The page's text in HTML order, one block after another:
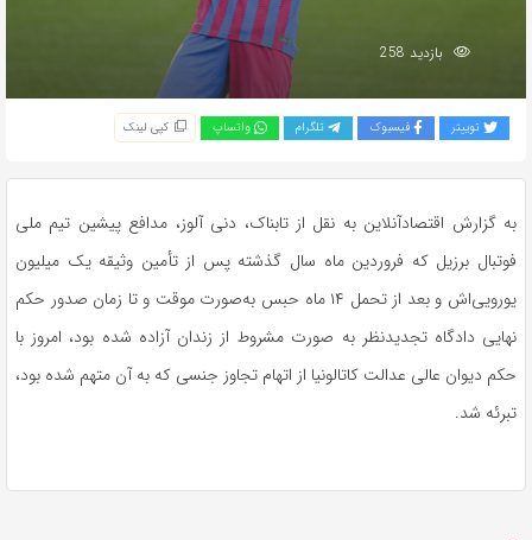
بازدید 258
توییتر فیسبوک تلگرام واتساپ کپی لینک
به گزارش اقتصادآنلاین به نقل از تابناک، دنی آلوز، مدافع پیشین تیم ملی
فوتبال برزیل که فروردین ماه سال گذشته پس از تأمین وثیقه یک میلیون
یورویی‌اش و بعد از تحمل ۱۴ ماه حبس به‌صورت موقت و تا زمان صدور حکم
نهایی دادگاه تجدیدنظر به صورت مشروط از زندان آزاده شده بود، امروز با
حکم دیوان عالی عدالت کاتالونیا از اتهام تجاوز جنسی که به آن متهم شده بود،
تبرئه شد.